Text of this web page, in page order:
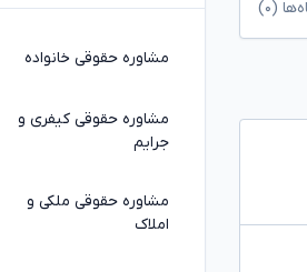
(۰)
مشاوره حقوقی خانواده
مشاوره حقوقی کیفری و
جرایم
مشاوره حقوقی ملکی و
املاک